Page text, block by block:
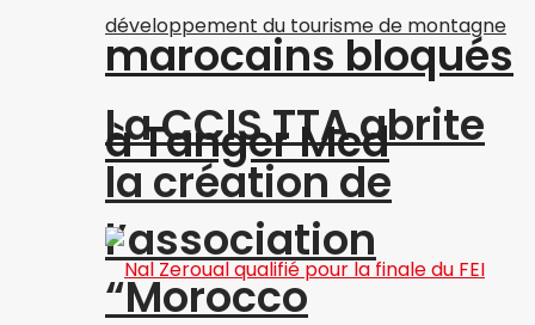
La CCIS TTA abrite
la création de
l’association
“Morocco
marocains bloqués
à Tanger Med